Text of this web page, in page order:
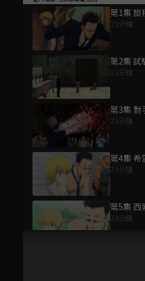
第1集
23分鐘
第2集
23分鐘
第3集
23分鐘
第4集
23分鐘
第5集
23分鐘
第6集
為您推薦